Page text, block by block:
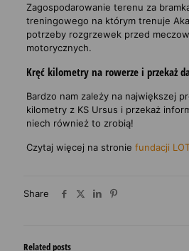
Zagospodarowanie terenu za
treningowego na którym trenuje
potrzeby rozgrzewek przed
motorycznych.
Kręć kilometry na rowerze i przekaż
Bardzo nam zależy na największej
kilometry z KS Ursus i przekaż
niech również to zrobią!
Czytaj więcej na stronie fundacji
Share
Related posts